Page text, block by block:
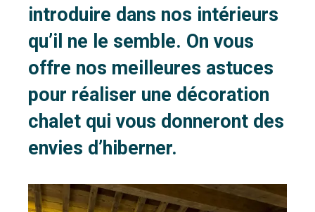
introduire dans nos intérieurs
qu’il ne le semble. On vous
offre nos meilleures astuces
pour réaliser une décoration
chalet qui vous donneront des
envies d’hiberner.